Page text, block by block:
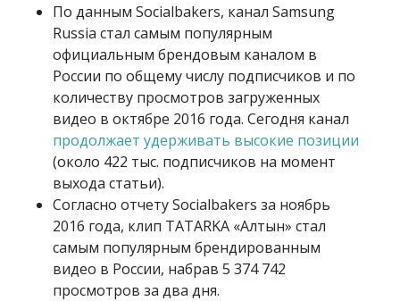
По данным Socialbakers, канал Samsung
Russia стал самым популярным
официальным брендовым каналом в
России по общему числу подписчиков и по
количеству просмотров загруженных
видео в октябре 2016 года. Сегодня канал
продолжает удерживать высокие позиции
(около 422 тыс. подписчиков на момент
выхода статьи).
Согласно отчету Socialbakers за ноябрь
2016 года, клип TATARKA «Алтын» стал
самым популярным брендированным
видео в России, набрав 5 374 742
просмотров за два дня.